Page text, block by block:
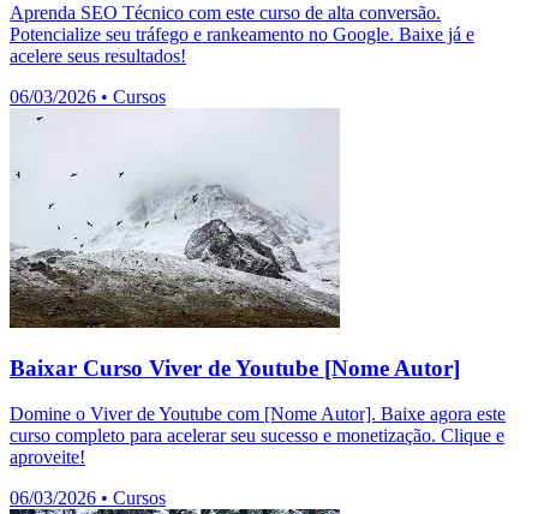
Aprenda SEO Técnico com este curso de alta conversão.
Potencialize seu tráfego e rankeamento no Google. Baixe já e
acelere seus resultados!
06/03/2026 • Cursos
Baixar Curso Viver de Youtube [Nome Autor]
Domine o Viver de Youtube com [Nome Autor]. Baixe agora este
curso completo para acelerar seu sucesso e monetização. Clique e
aproveite!
06/03/2026 • Cursos